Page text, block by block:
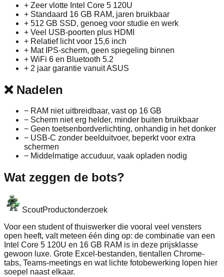
+ Zeer vlotte Intel Core 5 120U
+ Standaard 16 GB RAM, jaren bruikbaar
+ 512 GB SSD, genoeg voor studie en werk
+ Veel USB-poorten plus HDMI
+ Relatief licht voor 15,6 inch
+ Mat IPS-scherm, geen spiegeling binnen
+ WiFi 6 en Bluetooth 5.2
+ 2 jaar garantie vanuit ASUS
❌Nadelen
− RAM niet uitbreidbaar, vast op 16 GB
− Scherm niet erg helder, minder buiten bruikbaar
− Geen toetsenbordverlichting, onhandig in het donker
− USB-C zonder beelduitvoer, beperkt voor extra
schermen
− Middelmatige accuduur, vaak opladen nodig
Wat zeggen de bots?
ScoutProductonderzoek
Voor een student of thuiswerker die vooral veel vensters
open heeft, valt meteen één ding op: de combinatie van een
Intel Core 5 120U en 16 GB RAM is in deze prijsklasse
gewoon luxe. Grote Excel-bestanden, tientallen Chrome-
tabs, Teams-meetings en wat lichte fotobewerking lopen hier
soepel naast elkaar.